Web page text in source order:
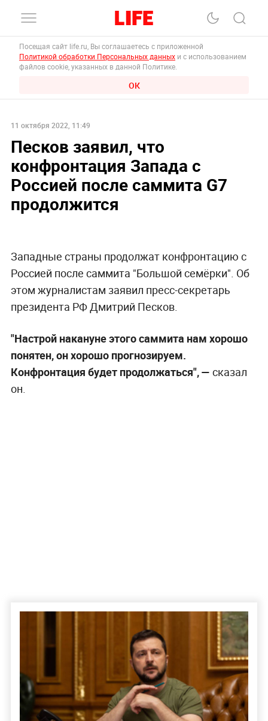
Посещая сайт life.ru, Вы соглашаетесь с приложенной
Политикой обработки Персональных данных и с использованием
файлов cookie, указанных в данной Политике.
ОК
11 октября 2022, 11:49
Песков заявил, что
конфронтация Запада с
Россией после саммита G7
продолжится
Западные страны продолжат конфронтацию с
Россией после саммита "Большой семёрки". Об
этом журналистам заявил пресс-секретарь
президента РФ Дмитрий Песков.
"Настрой накануне этого саммита нам хорошо
понятен, он хорошо прогнозируем.
Конфронтация будет продолжаться", — сказал
он.